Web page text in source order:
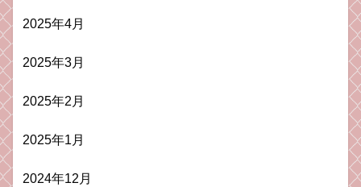
2025年4月
2025年3月
2025年2月
2025年1月
2024年12月